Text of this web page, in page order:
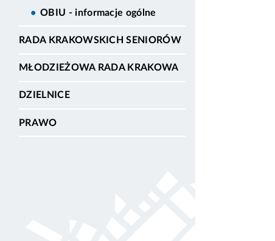
OBIU - informacje ogólne
RADA KRAKOWSKICH SENIORÓW
MŁODZIEŻOWA RADA KRAKOWA
DZIELNICE
PRAWO